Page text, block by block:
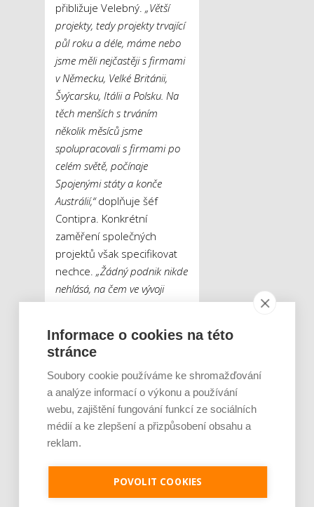
přibližuje Velebný. „Větší
projekty, tedy projekty trvající
půl roku a déle, máme nebo
jsme měli nejčastěji s firmami
v Německu, Velké Británii,
Švýcarsku, Itálii a Polsku. Na
těch menších s trváním
několik měsíců jsme
spolupracovali s firmami po
celém světě, počínaje
Spojenými státy a konče
Austrálií,“doplňuje šéf
Contipra. Konkrétní
zaměření společných
projektů však specifikovat
nechce. „Žádný podnik nikde
nehlásá, na čem ve vývoji
Dobré jméno českých
specialistů
Pozornost rozvoji vědy,
výzkumu a inovací věnuje
také vláda Petra Fialy ve
svém programovém
Informace o cookies na této
stránce
Soubory cookie používáme ke shromažďování
a analýze informací o výkonu a používání
webu, zajištění fungování funkcí ze sociálních
médií a ke zlepšení a přizpůsobení obsahu a
reklam.
POVOLIT COOKIES